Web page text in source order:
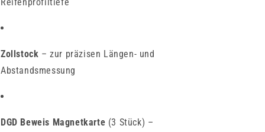
Zollstock – zur präzisen Längen- und
Abstandsmessung
DGD Beweis Magnetkarte (3 Stück) –